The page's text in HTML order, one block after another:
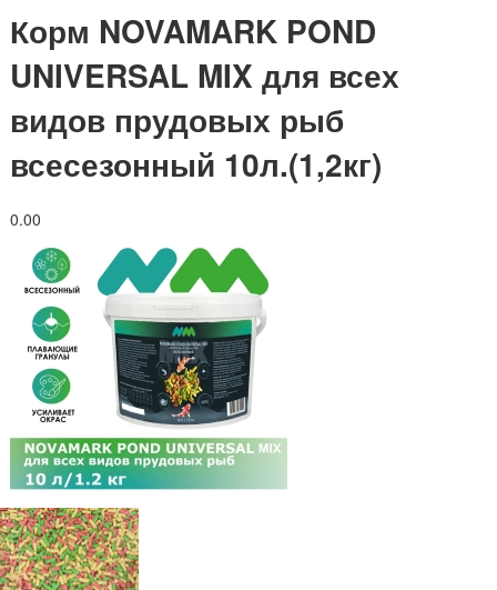
Корм NOVAMARK POND
UNIVERSAL MIX для всех
видов прудовых рыб
всесезонный 10л.(1,2кг)
0.00